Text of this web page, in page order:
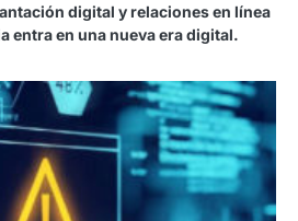
digital y relaciones en línea
entra en una nueva era digital.